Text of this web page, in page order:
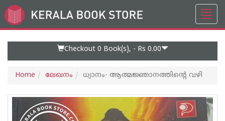
Go
to
Checkout 0 Book(s), - Rs 0.00
Home ലേഖനം ധ്യാനം- ആത്മജ്ഞാനത്തിൻ്റെ വഴി